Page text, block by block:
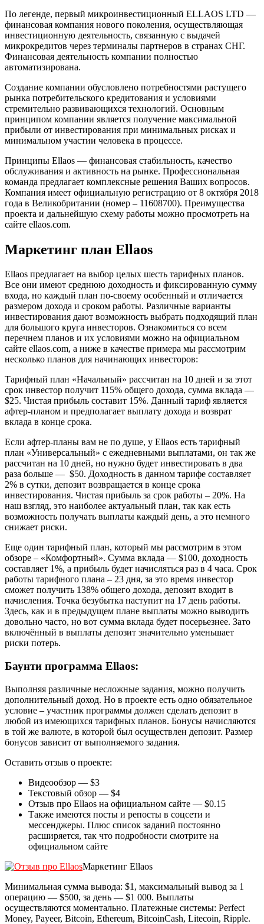
По легенде, первый микроинвестиционный ELLAOS LTD —
финансовая компания нового поколения, осуществляющая
инвестиционную деятельность, связанную с выдачей
микрокредитов через терминалы партнеров в странах СНГ.
Финансовая деятельность компании полностью
автоматизирована.
Создание компании обусловлено потребностями растущего
рынка потребительского кредитования и условиями
стремительно развивающихся технологий. Основным
принципом компании является получение максимальной
прибыли от инвестирования при минимальных рисках и
минимальном участии человека в процессе.
Принципы Ellaos — финансовая стабильность, качество
обслуживания и активность на рынке. Профессиональная
команда предлагает комплексные решения Ваших вопросов.
Компания имеет официальную регистрацию от 8 октября 2018
года в Великобритании (номер – 11608700). Преимущества
проекта и дальнейшую схему работы можно просмотреть на
сайте ellaos.com.
Маркетинг план Ellaos
Ellaos предлагает на выбор целых шесть тарифных планов.
Все они имеют среднюю доходность и фиксированную сумму
входа, но каждый план по-своему особенный и отличается
размером дохода и сроком работы. Различные варианты
инвестирования дают возможность выбрать подходящий план
для большого круга инвесторов. Ознакомиться со всем
перечнем планов и их условиями можно на официальном
сайте ellaos.com, а ниже в качестве примера мы рассмотрим
несколько планов для начинающих инвесторов:
Тарифный план «Начальный» рассчитан на 10 дней и за этот
срок инвестор получит 115% общего дохода, сумма вклада —
$25. Чистая прибыль составит 15%. Данный тариф является
афтер-планом и предполагает выплату дохода и возврат
вклада в конце срока.
Если афтер-планы вам не по душе, у Ellaos есть тарифный
план «Универсальный» с ежедневными выплатами, он так же
рассчитан на 10 дней, но нужно будет инвестировать в два
раза больше — $50. Доходность в данном тарифе составляет
2% в сутки, депозит возвращается в конце срока
инвестирования. Чистая прибыль за срок работы – 20%. На
наш взгляд, это наиболее актуальный план, так как есть
возможность получать выплаты каждый день, а это немного
снижает риски.
Еще один тарифный план, который мы рассмотрим в этом
обзоре – «Комфортный». Сумма вклада — $100, доходность
составляет 1%, а прибыль будет начисляться раз в 4 часа. Срок
работы тарифного плана – 23 дня, за это время инвестор
сможет получить 138% общего дохода, депозит входит в
начисления. Точка безубытка наступит на 17 день работы.
Здесь, как и в предыдущем плане выплаты можно выводить
довольно часто, но вот сумма вклада будет посерьезнее. Зато
включённый в выплаты депозит значительно уменьшает
риски потерь.
Баунти программа Ellaos:
Выполняя различные несложные задания, можно получить
дополнительный доход. Но в проекте есть одно обязательное
условие – участник программы должен сделать депозит в
любой из имеющихся тарифных планов. Бонусы начисляются
в той же валюте, в которой был осуществлен депозит. Размер
бонусов зависит от выполняемого задания.
Оставить отзыв о проекте:
Видеообзор — $3
Текстовый обзор — $4
Отзыв про Ellaos на официальном сайте — $0.15
Также имеются посты и репосты в соцсети и
мессенджеры. Плюс список заданий постоянно
расширяется, так что подробности смотрите на
официальном сайте
Маркетинг Ellaos
Минимальная сумма вывода: $1, максимальный вывод за 1
операцию — $500, за день — $1 000. Выплаты
осуществляются моментально. Платежные системы: Perfect
Money, Payeer, Bitcoin, Ethereum, BitcoinCash, Litecoin, Ripple.